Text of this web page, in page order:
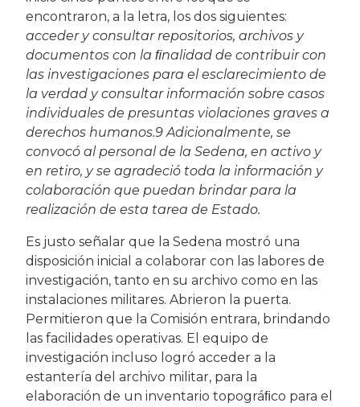
encontraron, a la letra, los dos siguientes:
acceder y consultar repositorios, archivos y
documentos con la ﬁnalidad de contribuir con
las investigaciones para el esclarecimiento de
la verdad y consultar información sobre casos
individuales de presuntas violaciones graves a
derechos humanos.9 Adicionalmente, se
convocó al personal de la Sedena, en activo y
en retiro, y se agradeció toda la información y
colaboración que puedan brindar para la
realización de esta tarea de Estado.
Es justo señalar que la Sedena mostró una
disposición inicial a colaborar con las labores de
investigación, tanto en su archivo como en las
instalaciones militares. Abrieron la puerta.
Permitieron que la Comisión entrara, brindando
las facilidades operativas. El equipo de
investigación incluso logró acceder a la
estantería del archivo militar, para la
elaboración de un inventario topográﬁco para el